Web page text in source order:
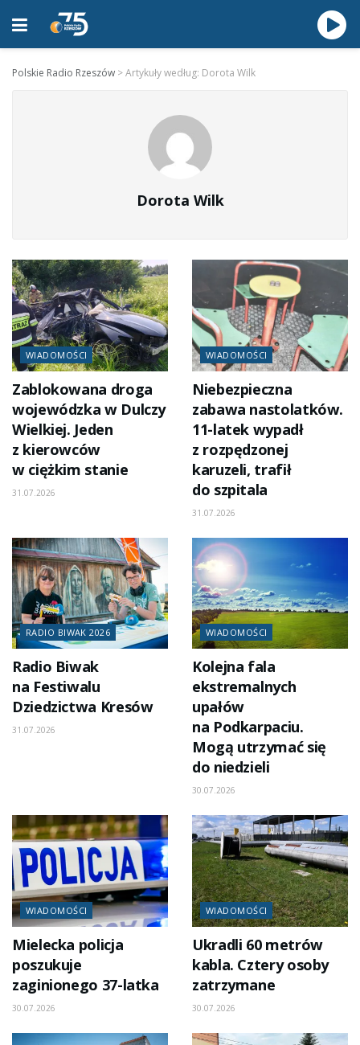
Polskie Radio Rzeszów >Artykuły według: Dorota Wilk
Dorota Wilk
WIADOMOŚCI
Zablokowana droga
wojewódzka w Dulczy
Wielkiej. Jeden
z kierowców
w ciężkim stanie
31.07.2026
WIADOMOŚCI
Niebezpieczna
zabawa nastolatków.
11-latek wypadł
z rozpędzonej
karuzeli, trafił
do szpitala
31.07.2026
RADIO BIWAK 2026
Radio Biwak
na Festiwalu
Dziedzictwa Kresów
31.07.2026
WIADOMOŚCI
Kolejna fala
ekstremalnych
upałów
na Podkarpaciu.
Mogą utrzymać się
do niedzieli
30.07.2026
WIADOMOŚCI
Mielecka policja
poszukuje
zaginionego 37-latka
30.07.2026
WIADOMOŚCI
Ukradli 60 metrów
kabla. Cztery osoby
zatrzymane
30.07.2026